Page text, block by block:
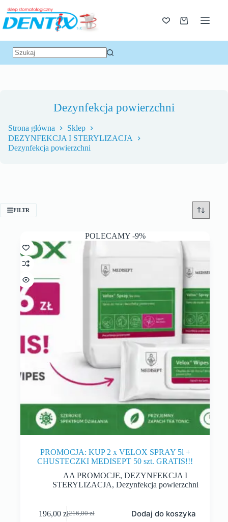
Dezynfekcja powierzchni
Strona główna
Sklep
DEZYNFEKCJA I STERYLIZACJA
Dezynfekcja powierzchni
FILTR
POLECAMY -9%
PROMOCJA: KUP 2 x VELOX SPRAY 5l +
CHUSTECZKI MEDISEPT 50 szt. GRATIS!!!
AA PROMOCJE,DEZYNFEKCJA I
STERYLIZACJA, Dezynfekcja powierzchni
216,00zł
196,00 zł Dodaj do koszyka